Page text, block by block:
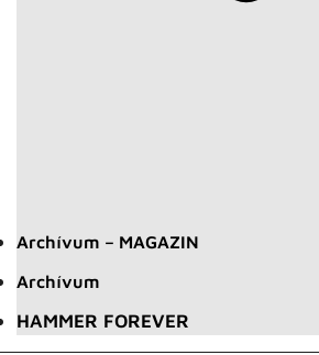
Archívum – MAGAZIN
Archívum
HAMMER FOREVER